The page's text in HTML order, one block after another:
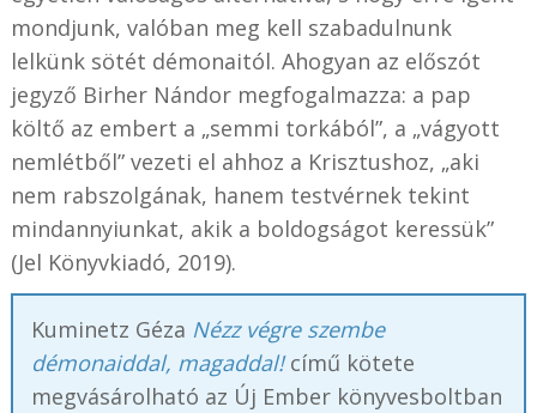
mondjunk, valóban meg kell szabadulnunk
lelkünk sötét démonaitól. Ahogyan az előszót
jegyző Birher Nándor megfogalmazza: a pap
költő az embert a „semmi torkából”, a „vágyott
nemlétből” vezeti el ahhoz a Krisztushoz, „aki
nem rabszolgának, hanem testvérnek tekint
mindannyiunkat, akik a boldogságot keressük”
(Jel Könyvkiadó, 2019).
Kuminetz Géza Nézz végre szembe
démonaiddal, magaddal!című kötete
megvásárolható az Új Ember könyvesboltban